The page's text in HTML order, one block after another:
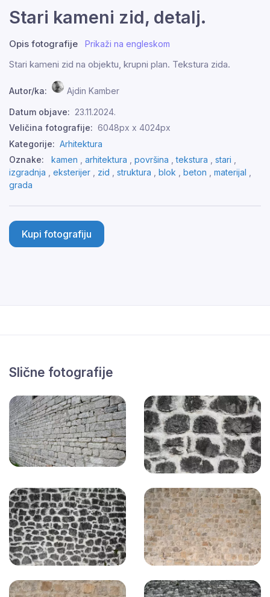
Stari kameni zid, detalj.
Opis fotografije Prikaži na engleskom
Stari kameni zid na objektu, krupni plan. Tekstura zida.
Autor/ka: Ajdin Kamber
Datum objave: 23.11.2024.
Veličina fotografije: 6048px x 4024px
Kategorije: Arhitektura
Oznake:
kamen arhitektura površina ,tekstura stari
izgradnja
eksterijer zid struktura blok beton materijal
grada
Kupi fotografiju
Slične fotografije